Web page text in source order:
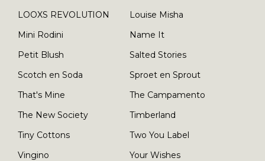
LOOXS REVOLUTION
Louise Misha
Mini Rodini
Name It
Petit Blush
Salted Stories
Scotch en Soda
Sproet en Sprout
That's Mine
The Campamento
The New Society
Timberland
Tiny Cottons
Two You Label
Vingino
Your Wishes